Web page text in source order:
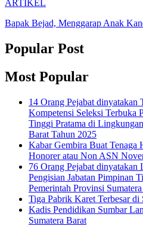
ARTIKEL
Bapak Bejad, Menggarap Anak
Popular Post
Most Popular
14 Orang Pejabat
Kompetensi Seleksi Terbuka
Tinggi Pratama di
Barat Tahun 2025
Kabar Gembira Buat Tenaga
Honorer atau Non ASN
76 Orang Pejabat dinyatakan
Pengisian Jabatan Pimpinan
Pemerintah Provinsi
Tiga Pabrik Karet Terbesar di
Kadis Pendidikan Sumbar
Sumatera Barat